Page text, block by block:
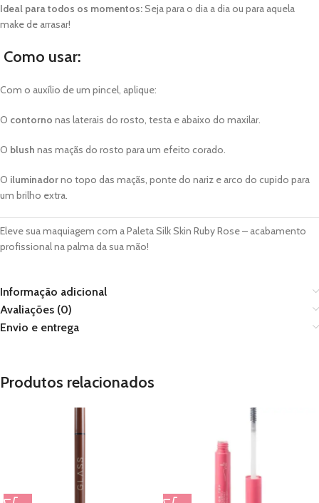
Ideal para todos os momentos:Seja para o dia a dia ou para aquela
make de arrasar!
Como usar:
Com o auxílio de um pincel, aplique:
O contorno nas laterais do rosto, testa e abaixo do maxilar.
O blush nas maçãs do rosto para um efeito corado.
O iluminadorno topo das maçãs, ponte do nariz e arco do cupido para
um brilho extra.
Eleve sua maquiagem com a Paleta Silk Skin Ruby Rose – acabamento
profissional na palma da sua mão!
Informação adicional
Avaliações (0)
Envio e entrega
Produtos relacionados